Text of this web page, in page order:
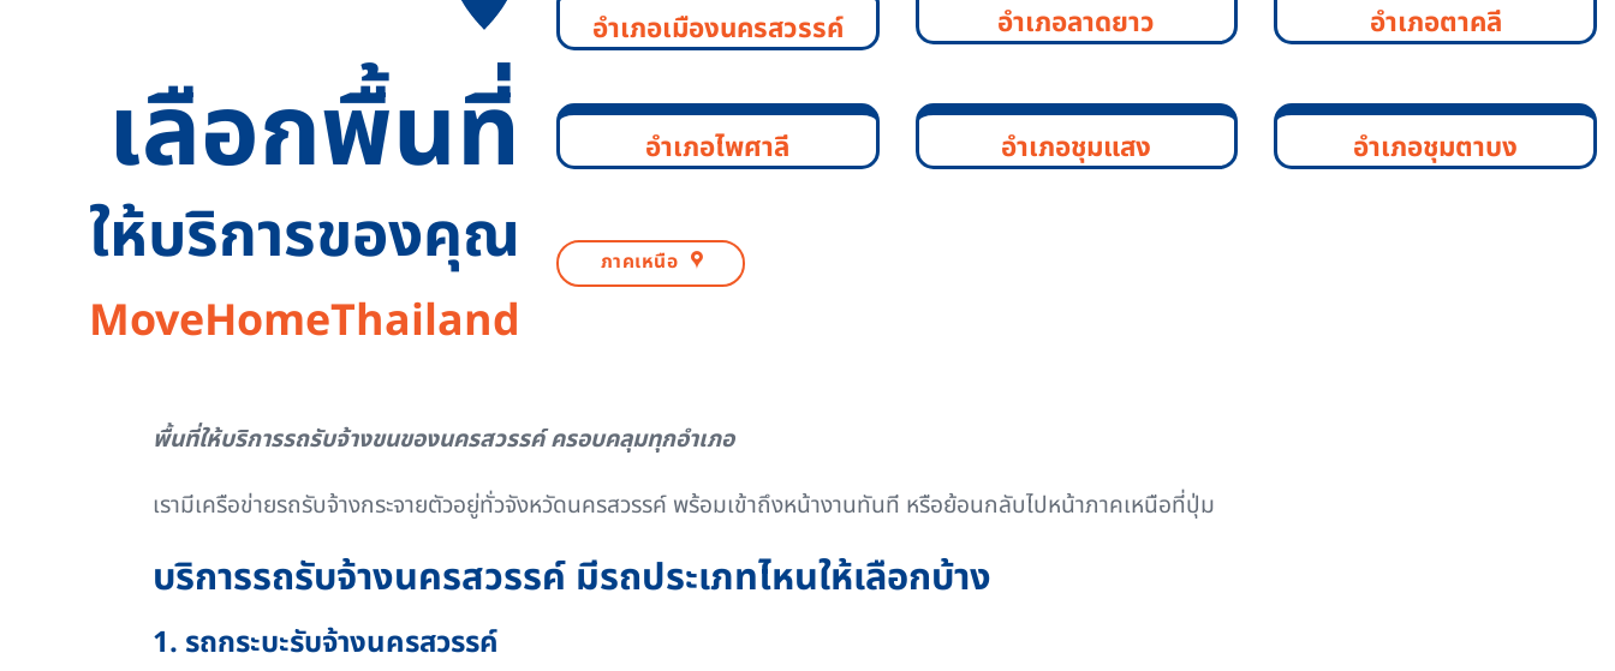
เลือกพื้นที่
ให้บริการของคุณ
MoveHomeThailand
อำเภอเมืองนครสวรรค์ อำเภอลาดยาว อำเภอตาคลี
อำเภอไพศาลี อำเภอชุมแสง อำเภอชุมตาบง
ภาคเหนือ
พื้นที่ให้บริการรถรับจ้างขนของนครสวรรค์ ครอบคลุมทุกอำเภอ
เรามีเครือข่ายรถรับจ้างกระจายตัวอยู่ทั่วจังหวัดนครสวรรค์ พร้อมเข้าถึงหน้างานทันที หรือย้อนกลับไปหน้าภาคเหนือที่ปุ่ม
บริการรถรับจ้างนครสวรรค์ มีรถประเภทไหนให้เลือกบ้าง
1. รถกระบะรับจ้างนครสวรรค์